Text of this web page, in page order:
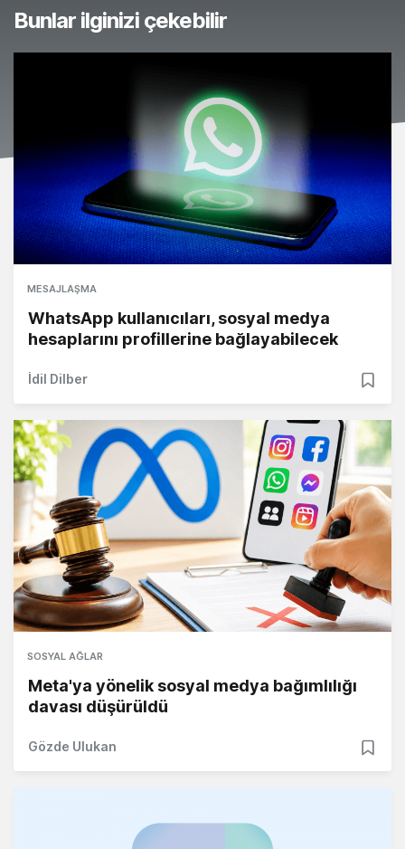
Bunlar ilginizi çekebilir
MESAJLAŞMA
WhatsApp kullanıcıları, sosyal medya
hesaplarını profillerine bağlayabilecek
İdil Dilber
SOSYAL AĞLAR
Meta'ya yönelik sosyal medya bağımlılığı
davası düşürüldü
Gözde Ulukan